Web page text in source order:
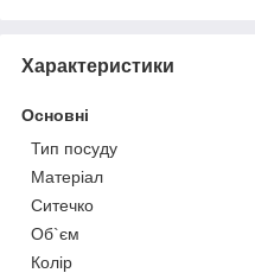
Характеристики
Основні
Тип посуду
Матеріал
Ситечко
Об`єм
Колір